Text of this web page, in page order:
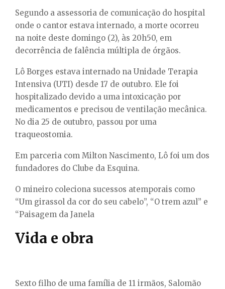
Segundo a assessoria de comunicação do hospital
onde o cantor estava internado, a morte ocorreu
na noite deste domingo (2), às 20h50, em
decorrência de falência múltipla de órgãos.
Lô Borges estava internado na Unidade Terapia
Intensiva (UTI) desde 17 de outubro. Ele foi
hospitalizado devido a uma intoxicação por
medicamentos e precisou de ventilação mecânica.
No dia 25 de outubro, passou por uma
traqueostomia.
Em parceria com Milton Nascimento, Lô foi um dos
fundadores do Clube da Esquina.
O mineiro coleciona sucessos atemporais como
“Um girassol da cor do seu cabelo”, “O trem azul” e
“Paisagem da Janela
Vida e obra
Sexto filho de uma família de 11 irmãos, Salomão